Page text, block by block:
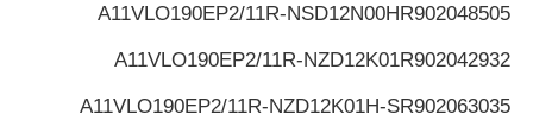
R902048505
A11VLO190EP2/11R-NSD12N00H
R902042932
A11VLO190EP2/11R-NZD12K01
R902063035
A11VLO190EP2/11R-NZD12K01H-S